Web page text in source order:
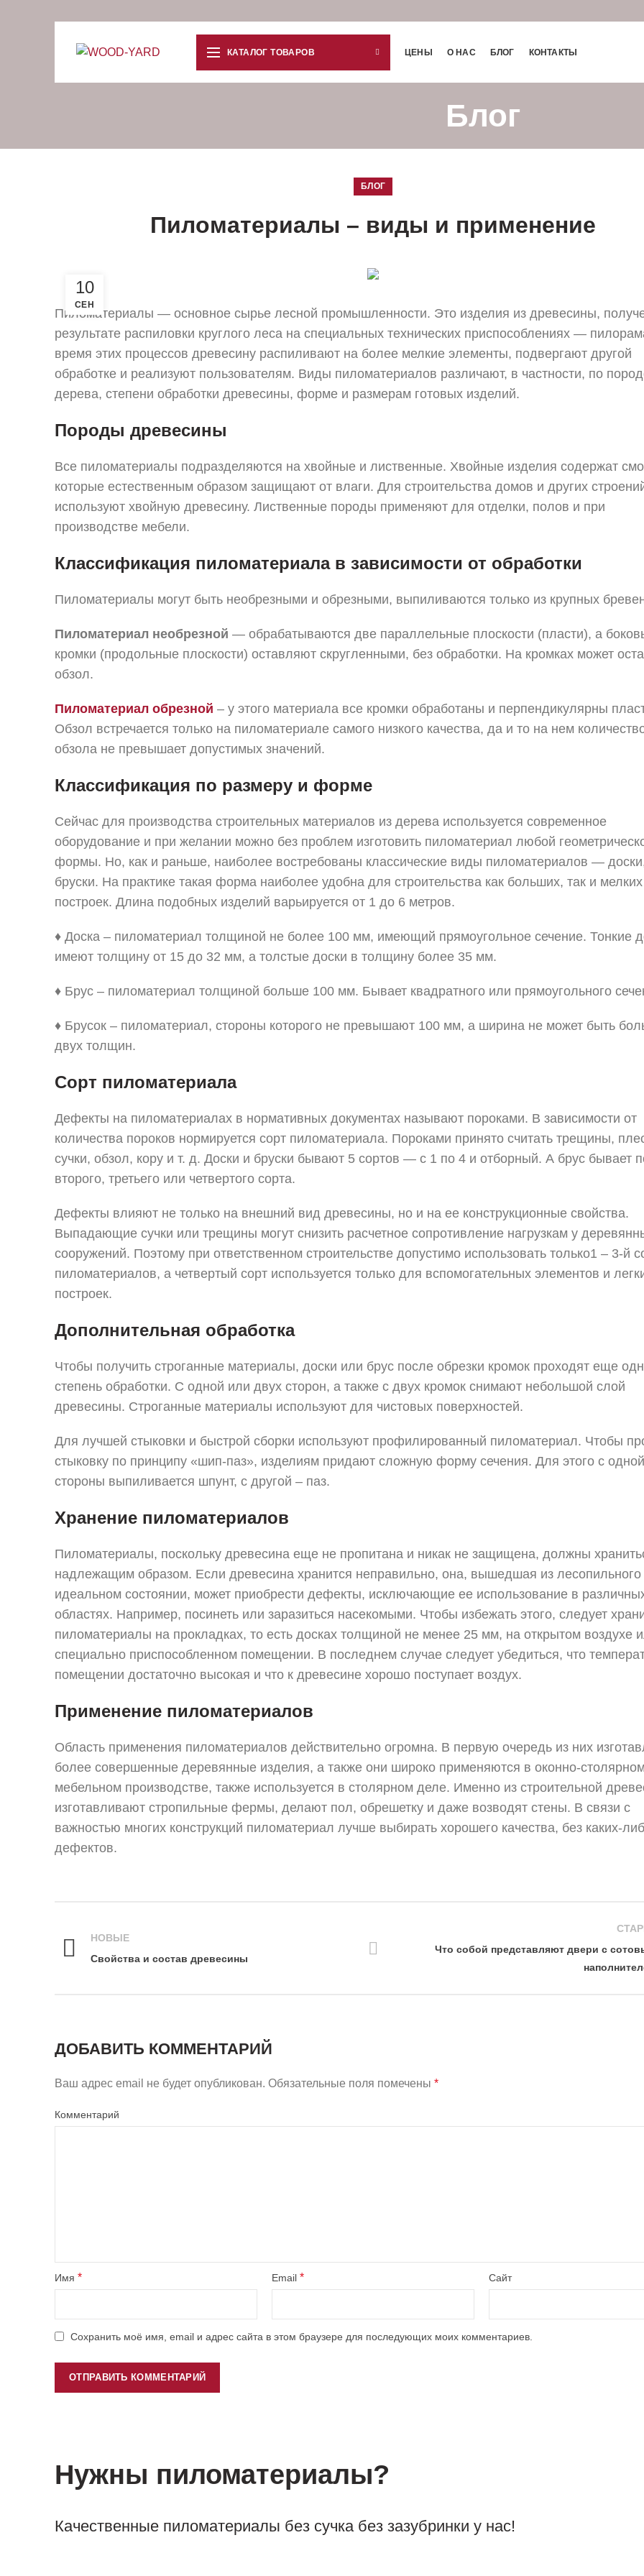
КАТАЛОГ ТОВАРОВ ЦЕНЫ О НАС БЛОГ КОНТАКТЫ
Блог
БЛОГ
Пиломатериалы – виды и применение
10
СЕН
Пиломатериалы — основное сырье лесной промышленности. Это изделия из древесины,
результате распиловки круглого леса на специальных технических приспособлениях —
время этих процессов древесину распиливают на более мелкие элементы, подвергают другой
обработке и реализуют пользователям. Виды пиломатериалов различают, в частности, по
дерева, степени обработки древесины, форме и размерам готовых изделий.
Породы древесины
Все пиломатериалы подразделяются на хвойные и лиственные. Хвойные изделия содержат
которые естественным образом защищают от влаги. Для строительства домов и других
используют хвойную древесину. Лиственные породы применяют для отделки, полов и при
производстве мебели.
Классификация пиломатериала в зависимости от обработки
Пиломатериалы могут быть необрезными и обрезными, выпиливаются только из крупных
Пиломатериал необрезной — обрабатываются две параллельные плоскости (пласти), а
кромки (продольные плоскости) оставляют скругленными, без обработки. На кромках может
обзол.
Пиломатериал обрезной – у этого материала все кромки обработаны и перпендикулярны
Обзол встречается только на пиломатериале самого низкого качества, да и то на нем
обзола не превышает допустимых значений.
Классификация по размеру и форме
Сейчас для производства строительных материалов из дерева используется современное
оборудование и при желании можно без проблем изготовить пиломатериал любой
формы. Но, как и раньше, наиболее востребованы классические виды пиломатериалов —
бруски. На практике такая форма наиболее удобна для строительства как больших, так и мелких
построек. Длина подобных изделий варьируется от 1 до 6 метров.
♦ Доска – пиломатериал толщиной не более 100 мм, имеющий прямоугольное сечение. Тонкие
имеют толщину от 15 до 32 мм, а толстые доски в толщину более 35 мм.
♦ Брус – пиломатериал толщиной больше 100 мм. Бывает квадратного или прямоугольного
♦ Брусок – пиломатериал, стороны которого не превышают 100 мм, а ширина не может быть
двух толщин.
Сорт пиломатериала
Дефекты на пиломатериалах в нормативных документах называют пороками. В зависимости от
количества пороков нормируется сорт пиломатериала. Пороками принято считать трещины,
сучки, обзол, кору и т. д. Доски и бруски бывают 5 сортов — с 1 по 4 и отборный. А брус бывает
второго, третьего или четвертого сорта.
Дефекты влияют не только на внешний вид древесины, но и на ее конструкционные свойства.
Выпадающие сучки или трещины могут снизить расчетное сопротивление нагрузкам у
сооружений. Поэтому при ответственном строительстве допустимо использовать только1 – 3-й
пиломатериалов, а четвертый сорт используется только для вспомогательных элементов и
построек.
Дополнительная обработка
Чтобы получить строганные материалы, доски или брус после обрезки кромок проходят еще
степень обработки. С одной или двух сторон, а также с двух кромок снимают небольшой слой
древесины. Строганные материалы используют для чистовых поверхностей.
Для лучшей стыковки и быстрой сборки используют профилированный пиломатериал. Чтобы
стыковку по принципу «шип-паз», изделиям придают сложную форму сечения. Для этого с одной
стороны выпиливается шпунт, с другой – паз.
Хранение пиломатериалов
Пиломатериалы, поскольку древесина еще не пропитана и никак не защищена, должны
надлежащим образом. Если древесина хранится неправильно, она, вышедшая из лесопильного
идеальном состоянии, может приобрести дефекты, исключающие ее использование в
областях. Например, посинеть или заразиться насекомыми. Чтобы избежать этого, следует
пиломатериалы на прокладках, то есть досках толщиной не менее 25 мм, на открытом воздухе
специально приспособленном помещении. В последнем случае следует убедиться, что
помещении достаточно высокая и что к древесине хорошо поступает воздух.
Применение пиломатериалов
Область применения пиломатериалов действительно огромна. В первую очередь из них
более совершенные деревянные изделия, а также они широко применяются в оконно-
мебельном производстве, также используется в столярном деле. Именно из строительной
изготавливают стропильные фермы, делают пол, обрешетку и даже возводят стены. В связи с
важностью многих конструкций пиломатериал лучше выбирать хорошего качества, без каких-
дефектов.
НОВЫЕ
Свойства и состав древесины
Что собой представляют двери с
ДОБАВИТЬ КОММЕНТАРИЙ
Ваш адрес email не будет опубликован. Обязательные поля помечены *
Комментарий
Имя * Email* Сайт
Сохранить моё имя, email и адрес сайта в этом браузере для последующих моих комментариев.
Нужны пиломатериалы?
Качественные пиломатериалы без сучка без зазубринки у нас!